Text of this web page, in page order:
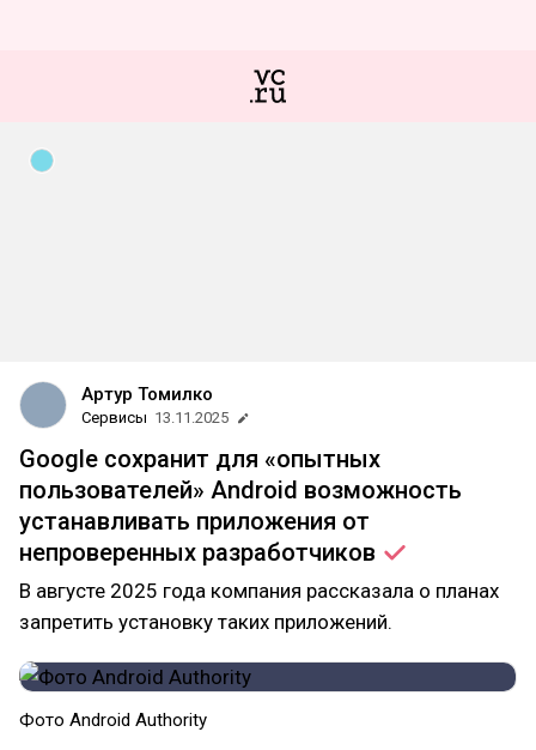
Артур Томилко
Сервисы 13.11.2025
Google сохранит для «опытных
пользователей» Android возможность
устанавливать приложения от
непроверенных разработчиков
В августе 2025 года компания рассказала о планах
запретить установку таких приложений.
Фото Android Authority